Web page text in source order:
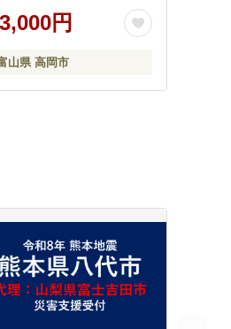
用品 消耗品 まとめ買い
品 生活用品 富山県 高
円
山県 高岡市